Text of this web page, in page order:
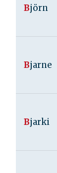
Björn
Bjarne
Bjarki